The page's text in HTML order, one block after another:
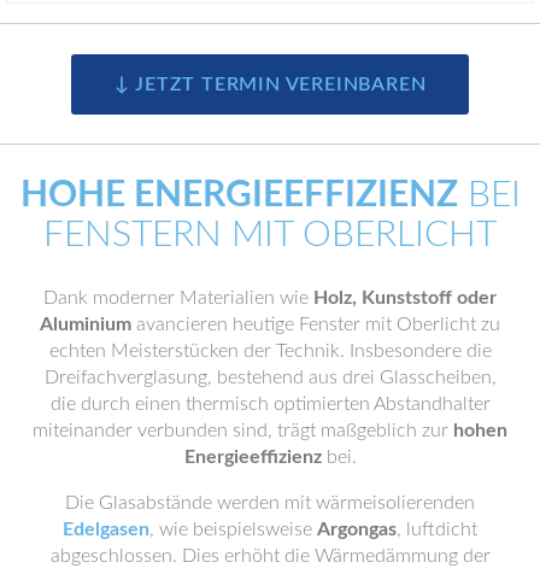
↓ JETZT TERMIN VEREINBAREN
HOHE ENERGIEEFFIZIENZ BEI
FENSTERN MIT OBERLICHT
Dank moderner Materialien wie Holz, Kunststoff oder
Aluminium avancieren heutige Fenster mit Oberlicht zu
echten Meisterstücken der Technik. Insbesondere die
Dreifachverglasung, bestehend aus drei Glasscheiben,
die durch einen thermisch optimierten Abstandhalter
miteinander verbunden sind, trägt maßgeblich zur hohen
Energieeffizienzbei.
Die Glasabstände werden mit wärmeisolierenden
Edelgasen, wie beispielsweise Argongas, luftdicht
abgeschlossen. Dies erhöht die Wärmedämmung der